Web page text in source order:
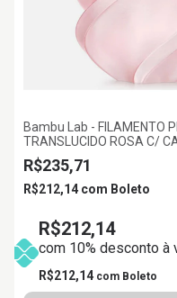
Bambu Lab - FILAMENTO
TRANSLUCIDO ROSA C/
REUTILIZAVEL 1KG
R$235,71
R$212,14 com Boleto
R$212,14
com 10% desconto à
R$212,14 com Boleto